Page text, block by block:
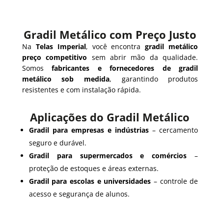
Gradil Metálico com Preço Justo
Na Telas Imperial, você encontragradil metálico
preço competitivo sem abrir mão da qualidade.
Somosfabricantes e fornecedores de gradil
metálico sob medida, garantindo produtos
resistentes e com instalação rápida.
Aplicações do Gradil Metálico
Gradil para empresas e indústrias – cercamento
seguro e durável.
Gradil para supermercados e comércios –
proteção de estoques e áreas externas.
Gradil para escolas e universidades – controle de
acesso e segurança de alunos.